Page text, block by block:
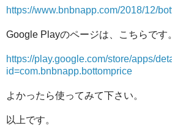
https://www.bnbnapp.com/2018/12/
Google Playのページは、こちらです。
https://play.google.com/store/apps/
id=com.bnbnapp.bottomprice
よかったら使ってみて下さい。
以上です。